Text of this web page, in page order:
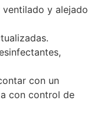
y alejado
con un
con control de